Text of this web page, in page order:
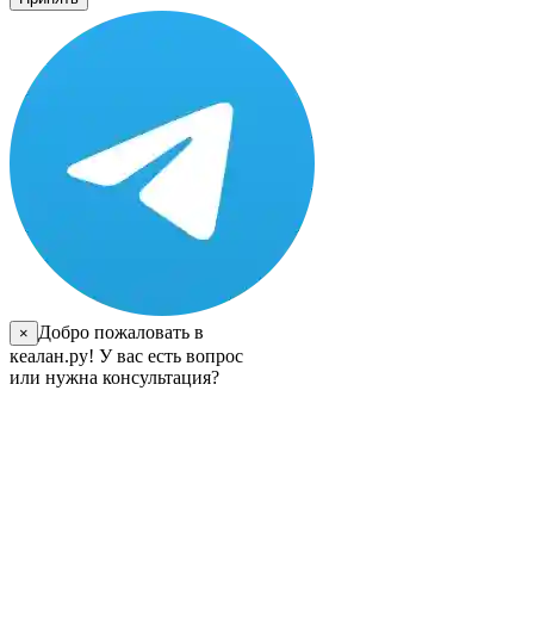
×
Добро пожаловать в
кеалан.ру! У вас есть вопрос
или нужна консультация?